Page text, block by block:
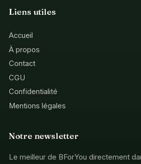
Liens utiles
Accueil
À propos
Contact
CGU
Confidentialité
Mentions légales
Notre newsletter
Le meilleur de BForYou directement